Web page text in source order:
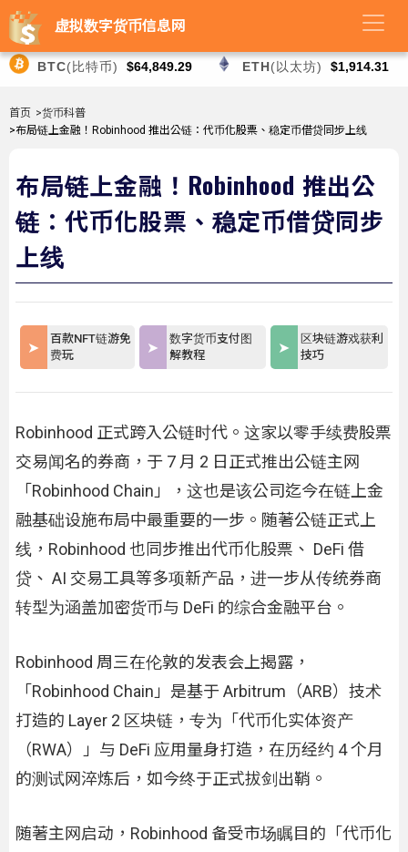
虚拟数字货币信息网
BTC(比特币) $64,849.29 ETH(以太坊) $1,914.31
首页 >货币科普
>布局链上金融！Robinhood 推出公链：代币化股票、稳定币借贷同步上线
布局链上金融！Robinhood 推出公
链：代币化股票、稳定币借贷同步
上线
百款NFT链游免
费玩
数字货币支付图
解教程
区块链游戏获利
技巧
Robinhood 正式跨入公链时代。这家以零手续费股票
交易闻名的券商，于 7 月 2 日正式推出公链主网
「Robinhood Chain」，这也是该公司迄今在链上金
融基础设施布局中最重要的一步。随著公链正式上
线，Robinhood 也同步推出代币化股票、 DeFi 借
贷、 AI 交易工具等多项新产品，进一步从传统券商
转型为涵盖加密货币与 DeFi 的综合金融平台。
Robinhood 周三在伦敦的发表会上揭露，
「Robinhood Chain」是基于 Arbitrum（ARB）技术
打造的 Layer 2 区块链，专为「代币化实体资产
（RWA）」与 DeFi 应用量身打造，在历经约 4 个月
的测试网淬炼后，如今终于正式拔剑出鞘。
随著主网启动，Robinhood 备受市场瞩目的「代币化